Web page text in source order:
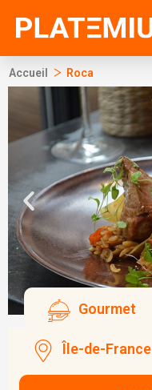
Accueil > Roca
Gourmet
Île-de-France